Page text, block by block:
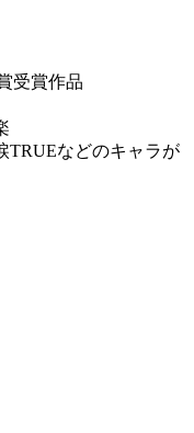
受賞作品
TRUEなどのキャラが